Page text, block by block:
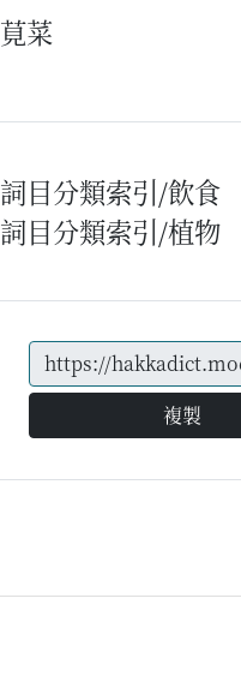
莧菜
詞目分類索引/飲食
詞目分類索引/植物
複製